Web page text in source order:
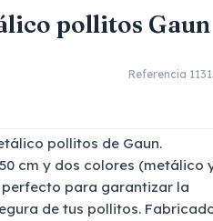
pollitos Gaun
Referencia
pollitos de Gaun.
cm y dos colores (metálico
para garantizar la
de tus pollitos.